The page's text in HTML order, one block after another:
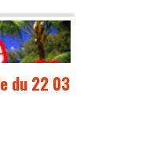
du 22 03